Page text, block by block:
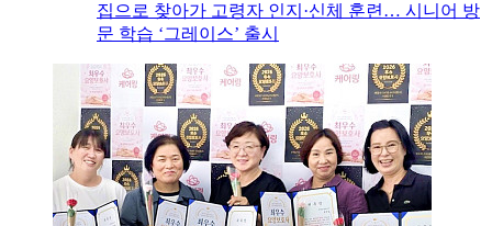
집으로 찾아가 고령자 인지·신체 훈련… 시니어 방
문 학습 ‘그레이스’ 출시